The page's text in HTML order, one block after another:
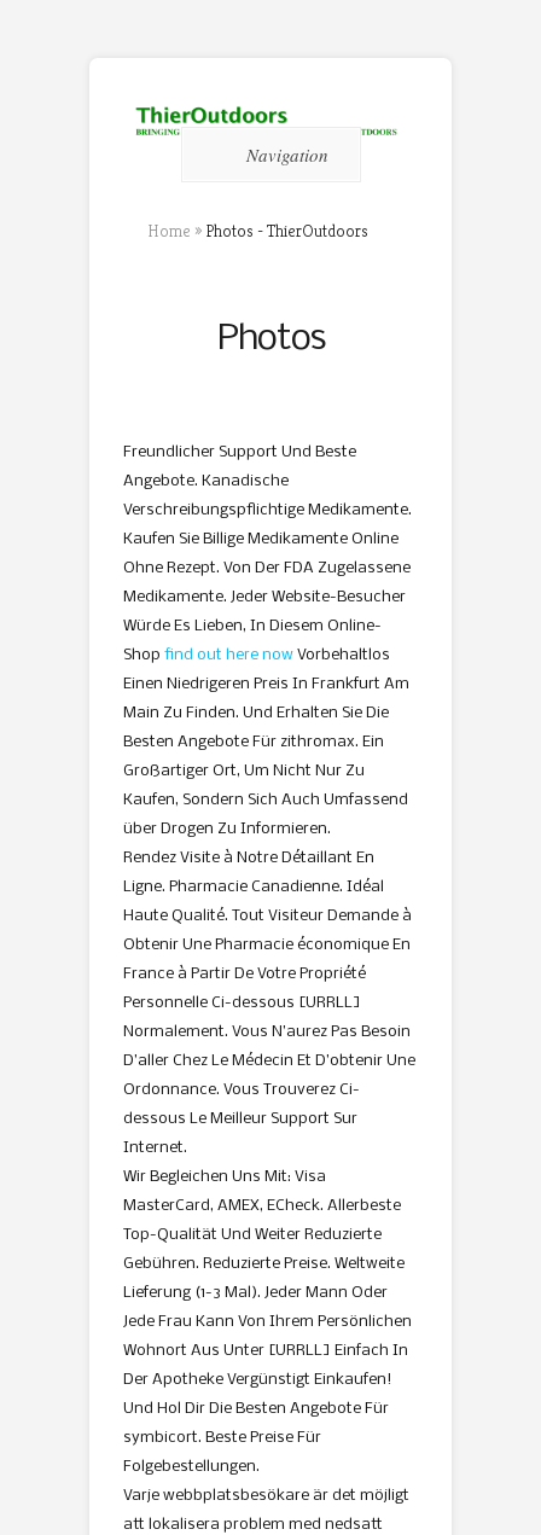
Navigation
Home » Photos - ThierOutdoors
Photos
Freundlicher Support Und Beste
Angebote. Kanadische
Verschreibungspflichtige Medikamente.
Kaufen Sie Billige Medikamente Online
Ohne Rezept. Von Der FDA Zugelassene
Medikamente. Jeder Website-Besucher
Würde Es Lieben, In Diesem Online-
Shop find out here now Vorbehaltlos
Einen Niedrigeren Preis In Frankfurt Am
Main Zu Finden. Und Erhalten Sie Die
Besten Angebote Für zithromax. Ein
Großartiger Ort, Um Nicht Nur Zu
Kaufen, Sondern Sich Auch Umfassend
über Drogen Zu Informieren.
Rendez Visite à Notre Détaillant En
Ligne. Pharmacie Canadienne. Idéal
Haute Qualité. Tout Visiteur Demande à
Obtenir Une Pharmacie économique En
France à Partir De Votre Propriété
Personnelle Ci-dessous [URRLL]
Normalement. Vous N’aurez Pas Besoin
D’aller Chez Le Médecin Et D’obtenir Une
Ordonnance. Vous Trouverez Ci-
dessous Le Meilleur Support Sur
Internet.
Wir Begleichen Uns Mit: Visa
MasterCard, AMEX, ECheck. Allerbeste
Top-Qualität Und Weiter Reduzierte
Gebühren. Reduzierte Preise. Weltweite
Lieferung (1-3 Mal). Jeder Mann Oder
Jede Frau Kann Von Ihrem Persönlichen
Wohnort Aus Unter [URRLL] Einfach In
Der Apotheke Vergünstigt Einkaufen!
Und Hol Dir Die Besten Angebote Für
symbicort. Beste Preise Für
Folgebestellungen.
Varje webbplatsbesökare är det möjligt
att lokalisera problem med nedsatt